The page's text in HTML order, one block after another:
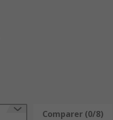
Comparer (0/8)